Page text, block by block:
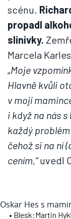
scénu.
propadl
slinivky.
Marcela
„Moje
Hlavně kvůli
v mojí
i když na nás
každý
čehož si na ní
cením,“uvedl
Oskar Hes s
• Blesk:Martin Hykl